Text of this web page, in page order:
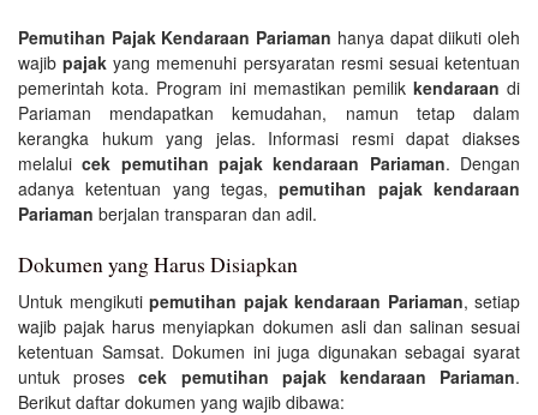
Pemutihan Pajak Kendaraan Pariaman hanya dapat diikuti oleh
wajibpajak yang memenuhi persyaratan resmi sesuai ketentuan
pemerintah kota. Program ini memastikan pemilik kendaraan di
Pariaman mendapatkan kemudahan, namun tetap dalam
kerangka hukum yang jelas. Informasi resmi dapat diakses
melaluicek pemutihan pajak kendaraan Pariaman. Dengan
adanya ketentuan yang tegas,pemutihan pajak kendaraan
Pariaman berjalan transparan dan adil.
Dokumen yang Harus Disiapkan
Untuk mengikuti pemutihan pajak kendaraan Pariaman, setiap
wajib pajak harus menyiapkan dokumen asli dan salinan sesuai
ketentuan Samsat. Dokumen ini juga digunakan sebagai syarat
untuk prosescek pemutihan pajak kendaraan Pariaman.
Berikut daftar dokumen yang wajib dibawa: